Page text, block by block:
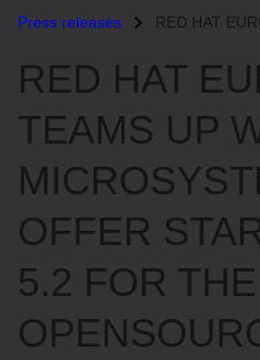
Press releases RED HAT EUROPE TEAMS
RED HAT
TEAMS UP
OFFER
5.2 FOR